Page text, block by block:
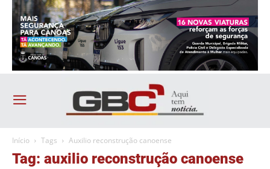
Início Tags Auxilio reconstrução canoense
Tag: auxilio reconstrução canoense